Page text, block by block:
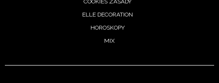
COOKIES ZÁSADY
ELLE DECORATION
HOROSKOPY
MIX